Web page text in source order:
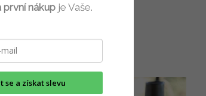
první nákupje Vaše.
se a získat slevu